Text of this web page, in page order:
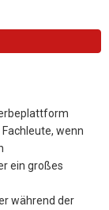
wenn
ein großes
während der